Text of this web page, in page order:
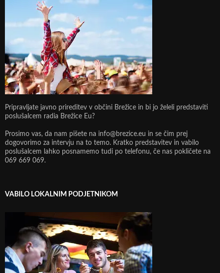
Pripravljate javno prireditev v občini Brežice in bi jo želeli predstaviti
poslušalcem radia Brežice Eu?
Prosimo vas, da nam pišete na info@brezice.eu in se čim prej
dogovorimo za intervju na to temo. Kratko predstavitev in vabilo
poslušalcem lahko posnamemo tudi po telefonu, če nas pokličete na
069 669 069.
VABILO LOKALNIM PODJETNIKOM